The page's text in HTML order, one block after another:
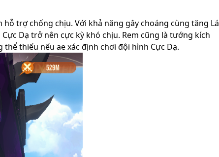
hỗ trợ chống chịu. Với khả năng gây choáng cùng tăng Lá
Dạ trở nên cực kỳ khó chịu. Rem cũng là tướng kích
thể thiếu nếu ae xác định chơi đội hình Cực Dạ.